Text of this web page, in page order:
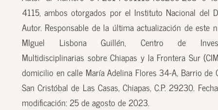
4115, ambos otorgados por el Instituto Nacional del
Autor. Responsable de la última actualización de este
MIguel Lisbona Guillén, Centro de
Multidisciplinarias sobre Chiapas y la Frontera Sur
domicilio en calle María Adelina Flores 34-A, Barrio de
San Cristóbal de Las Casas, Chiapas, C.P. 29230.
modificación: 25 de agosto de 2023.